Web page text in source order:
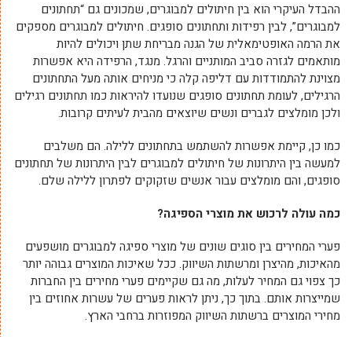
ההבדל העיקרי הוא בין חיתולים למבוגרים, שמכונים גם “תחתונים
למבוגרים”, לבין רפידות ותחתונים סופגים. חיתולים למבוגרים מספקים
את הרמה האופטימאלית של הגנה מבריחת שתן ויכולים להיות
מותאמים לגזרה סביב המותניים והרגל. מנגד, הרפידה היא אפשרות
מצוינת להתמודדות עם דליפה קלה כי מניחים אותה מעל התחתונים
הרגילים, לעומת תחתונים סופגים שנועדו להיראות כמו תחתונים רגילים
ולכן מומלצים לגברים ונשים שיוצאים מהבית לעיתים קרובות.
כמו כן, קיימת אפשרות להשתמש בתחתונים ללילה. הם משלבים
למעשה בין היתרונות של חיתולים למבוגרים לבין היתרונות של תחתונים
סופגים, והם מומלצים עבור אנשים שזקוקים לפתרון ללילה שלם.
כמה עולה לרכוש את מוצרי הספיגה?
פערי המחירים בין סוגים שונים של מוצרי ספיגה למבוגרים מושפעים
מהאיכות, מהיצרן ומרשתות השיווק. ככל שאיכות המוצרים גבוהה יותר
כך צפוי גם המחיר לעלות, מה גם שקיימים פערי מחירים בין החברות
שמייצרות אותם. בתוך כך, ניתן לראות פערים של עשרות אחוזים בין
מחירי המוצרים ברשתות השיווק המפוזרות ברחבי הארץ.